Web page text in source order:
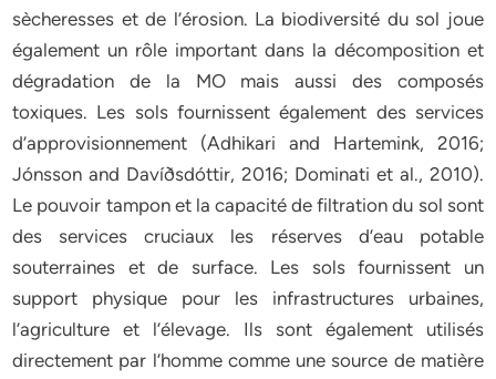
sècheresses et de l’érosion. La biodiversité du sol joue
également un rôle important dans la décomposition et
dégradation de la MO mais aussi des composés
toxiques. Les sols fournissent également des services
d’approvisionnement (Adhikari and Hartemink, 2016;
Jónsson and Davíðsdóttir, 2016; Dominati et al., 2010).
Le pouvoir tampon et la capacité de filtration du sol sont
des services cruciaux les réserves d’eau potable
souterraines et de surface. Les sols fournissent un
support physique pour les infrastructures urbaines,
l’agriculture et l’élevage. Ils sont également utilisés
directement par l’homme comme une source de matière